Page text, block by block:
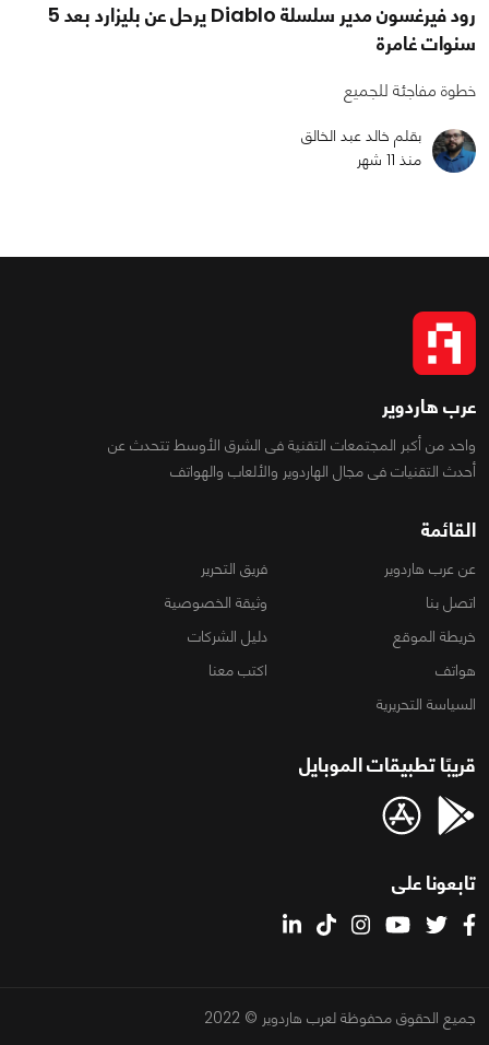
رود فيرغسون مدير سلسلة Diablo يرحل عن بليزارد بعد 5
سنوات غامرة
خطوة مفاجئة للجميع
بقلم خالد عبد الخالق
منذ 11 شهر
عرب هاردوير
واحد من أكبر المجتمعات التقنية فى الشرق الأوسط تتحدث عن
أحدث التقنيات فى مجال الهاردوير والألعاب والهواتف
القائمة
عن عرب هاردوير
فريق التحرير
اتصل بنا
وثيقة الخصوصية
خريطة الموقع
دليل الشركات
هواتف
اكتب معنا
السياسة التحريرية
قريبًا تطبيقات الموبايل
تابعونا على
جميع الحقوق محفوظة لعرب هاردوير © 2022